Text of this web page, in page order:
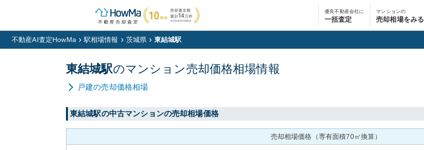
優良不動産会社に
一括査定
マンションの
売却相場をみる
不動産AI査定HowMa 駅相場情報 茨城県 東結城駅
東結城駅のマンション売却価格相場情報
戸建の売却価格相場
東結城駅の中古マンションの売却相場価格
売却相場価格（専有面積70㎡換算）